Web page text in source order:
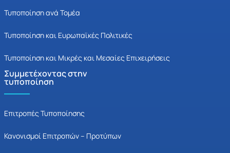
Τυποποίηση ανά Τομέα
Τυποποίηση και Ευρωπαϊκές Πολιτικές
Τυποποίηση και Μικρές και Μεσαίες Επιχειρήσεις
Συμμετέχοντας στην
τυποποίηση
Επιτροπές Τυποποίησης
Κανονισμοί Επιτροπών – Προτύπων